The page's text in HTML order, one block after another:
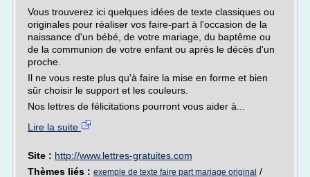
Vous trouverez ici quelques idées de texte classiques ou
originales pour réaliser vos faire-part à l'occasion de la
naissance d'un bébé, de votre mariage, du baptême ou
de la communion de votre enfant ou après le décès d'un
proche.
Il ne vous reste plus qu'à faire la mise en forme et bien
sûr choisir le support et les couleurs.
Nos lettres de félicitations pourront vous aider à...
Lire la suite
Site : http://www.lettres-gratuites.com
Thèmes liés : exemple de texte faire part mariage original /